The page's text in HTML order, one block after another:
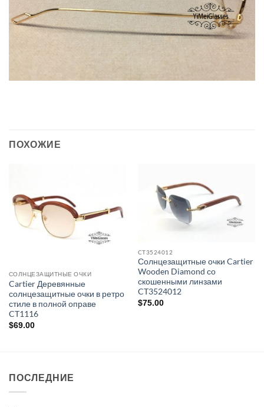
ПОХОЖИЕ
СОЛНЦЕЗАЩИТНЫЕ ОЧКИ
Cartier Деревянные
солнцезащитные очки в ретро
стиле в полной оправе
CT1116
$69.00
CT3524012
Солнцезащитные очки Cartier
Wooden Diamond со
скошенными линзами
CT3524012
$75.00
ПОСЛЕДНИЕ